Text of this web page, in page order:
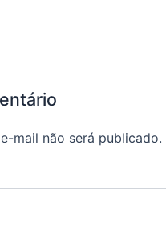
mail não será publicado.